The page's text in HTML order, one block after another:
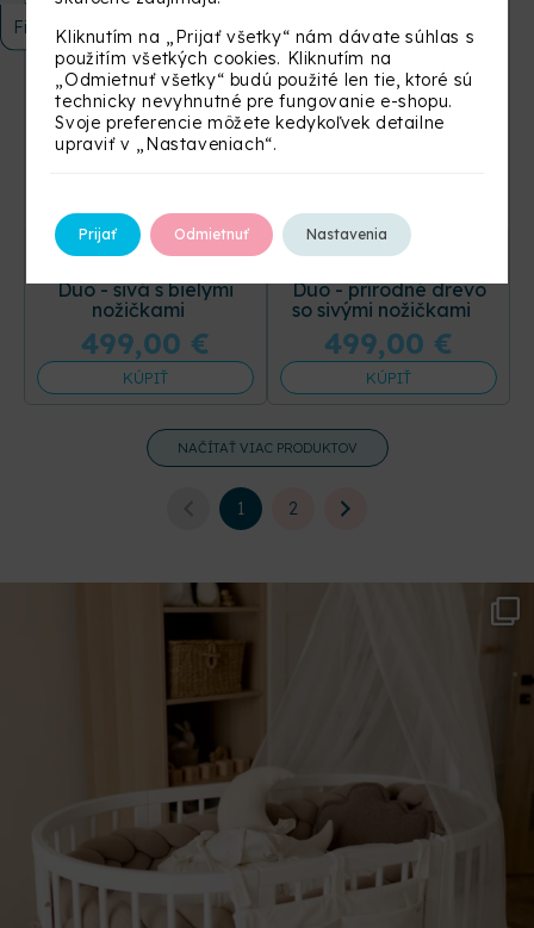
Detská antirefluxná
Duo - sivá s bielymi
nožičkami
499,00 €
KÚPIŤ
Detská antirefluxná
Duo - prírodné drevo
so sivými nožičkami
499,00 €
KÚPIŤ
NAČÍTAŤ VIAC PRODUKTOV
1 2
FiltrovaťKliknutím na „Prijať všetky“ nám dávate súhlas s
použitím všetkých cookies. Kliknutím na
„Odmietnuť všetky“ budú použité len tie, ktoré sú
technicky nevyhnutné pre fungovanie e-shopu.
Svoje preferencie môžete kedykoľvek detailne
upraviť v „Nastaveniach“.
Prijať Odmietnuť Nastavenia